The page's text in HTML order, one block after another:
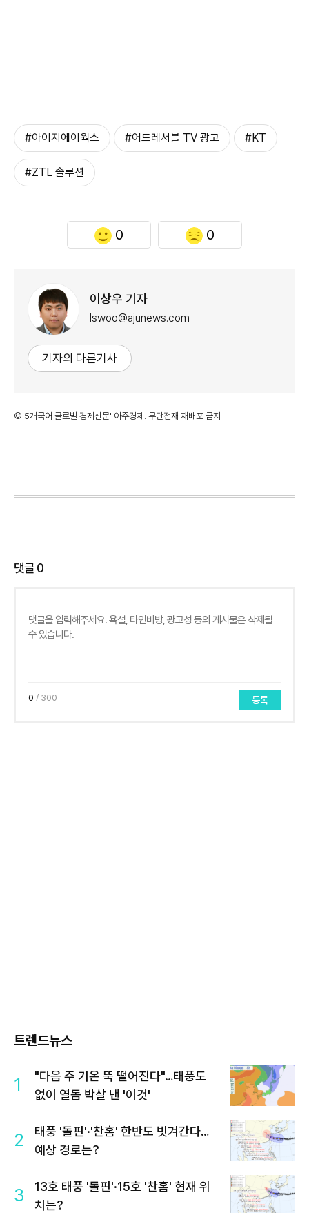
#아이지에이웍스 #어드레서블 TV 광고 #KT
#ZTL 솔루션
0 0
이상우 기자
lswoo@ajunews.com
기자의 다른기사
©'5개국어 글로벌 경제신문' 아주경제. 무단전재·재배포 금지
댓글0
0 / 300 등록
트렌드뉴스
1
"다음 주 기온 뚝 떨어진다"…태풍도
없이 열돔 박살 낸 '이것'
2
태풍 '돌핀'·'찬홈' 한반도 빗겨간다…
예상 경로는?
3
13호 태풍 '돌핀'·15호 '찬홈' 현재 위
치는?